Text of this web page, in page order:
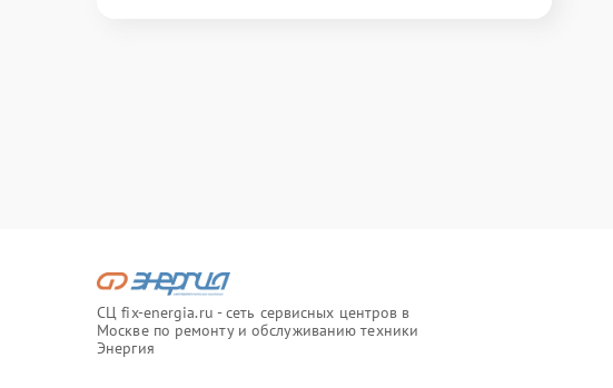
СЦ fix-energia.ru - сеть сервисных центров в
Москве по ремонту и обслуживанию техники
Энергия